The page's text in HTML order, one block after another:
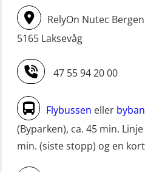
Livbåtfører
simulator (OSE161)
Livbåtfører
m/E-læring
Livbåtfører fritt
(OSE1471)
Livbåtfører
(MSE113)
STCW
dekksoffiserer
(MBS124)
STCW
maskinoffiserer
(MBS125)
Sikkerhetskurs
oppdrettsanlegg
RelyOn Nutec
5165 Laksevåg
47 55 94 20 00
Flybussen eller
(Byparken), ca. 45 min.
min. (siste stopp) og en